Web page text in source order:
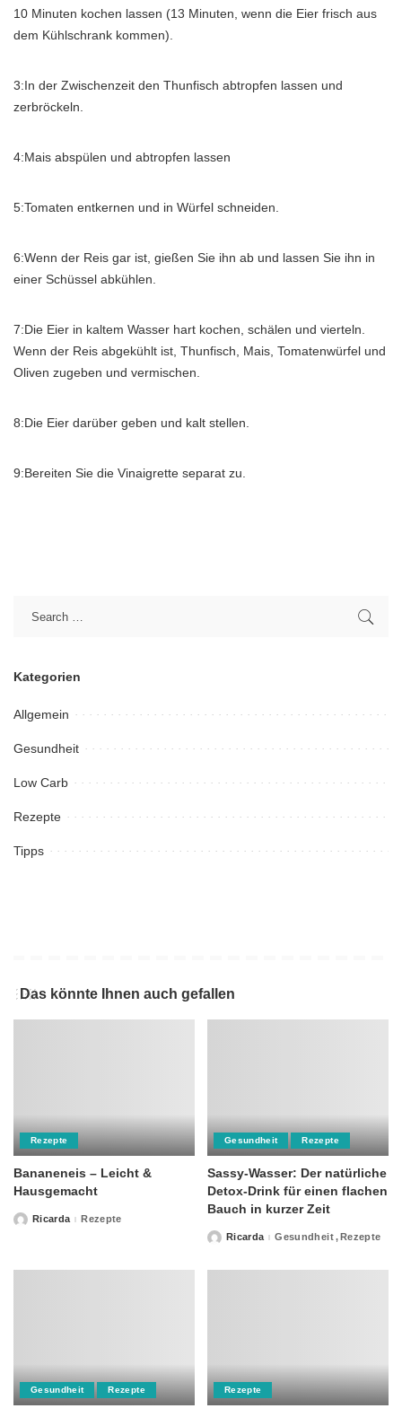
10 Minuten kochen lassen (13 Minuten, wenn die Eier frisch aus
dem Kühlschrank kommen).
3:In der Zwischenzeit den Thunfisch abtropfen lassen und
zerbröckeln.
4:Mais abspülen und abtropfen lassen
5:Tomaten entkernen und in Würfel schneiden.
6:Wenn der Reis gar ist, gießen Sie ihn ab und lassen Sie ihn in
einer Schüssel abkühlen.
7:Die Eier in kaltem Wasser hart kochen, schälen und vierteln.
Wenn der Reis abgekühlt ist, Thunfisch, Mais, Tomatenwürfel und
Oliven zugeben und vermischen.
8:Die Eier darüber geben und kalt stellen.
9:Bereiten Sie die Vinaigrette separat zu.
Kategorien
Allgemein
Gesundheit
Low Carb
Rezepte
Tipps
Das könnte Ihnen auch gefallen
Rezepte
Bananeneis – Leicht &
Hausgemacht
PostedRicarda Rezepte
Gesundheit Rezepte
Sassy-Wasser: Der natürliche
Detox-Drink für einen flachen
Bauch in kurzer Zeit
PostedRicarda Gesundheit Rezepte
Gesundheit Rezepte Rezepte